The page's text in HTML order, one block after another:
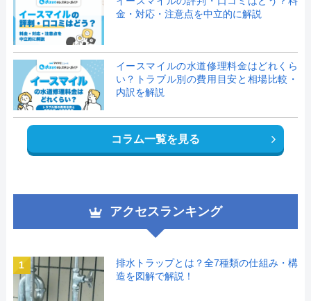
金・対応・注意点を中立的に解説
イースマイルの水道修理料金はどれくら
い？トラブル別の費用目安と相場比較・
内訳を解説
コラム一覧を見る
アクセスランキング
1
排水トラップとは？全7種類の仕組み・構
造を図解で解説！